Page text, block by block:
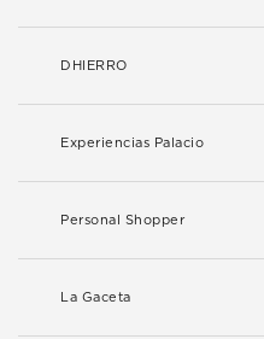
DHIERRO
Experiencias Palacio
Personal Shopper
La Gaceta